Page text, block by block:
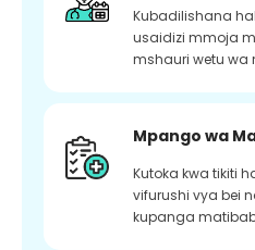
Kubadilishana
usaidizi mmoja
mshauri wetu wa
Mpango wa
Kutoka kwa tikiti
vifurushi vya bei
kupanga